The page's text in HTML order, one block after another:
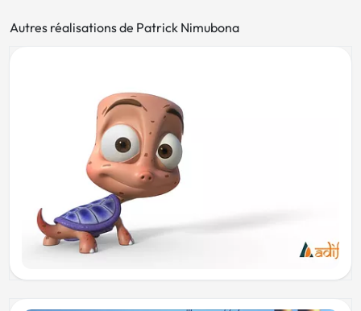
Autres réalisations de Patrick Nimubona